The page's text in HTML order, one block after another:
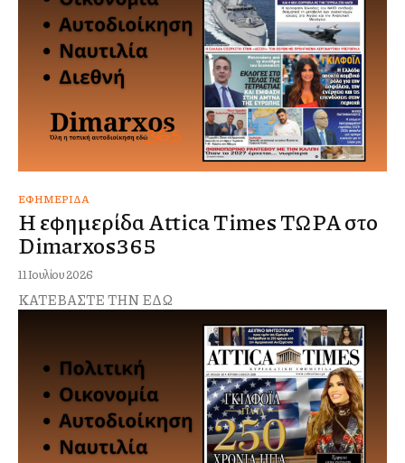
ΕΦΗΜΕΡΊΔΑ
Η εφημερίδα Attica Times ΤΩΡΑ στο
Dimarxos365
11 Ιουλίου 2026
ΚΑΤΕΒΑΣΤΕ ΤΗΝ ΕΔΩ